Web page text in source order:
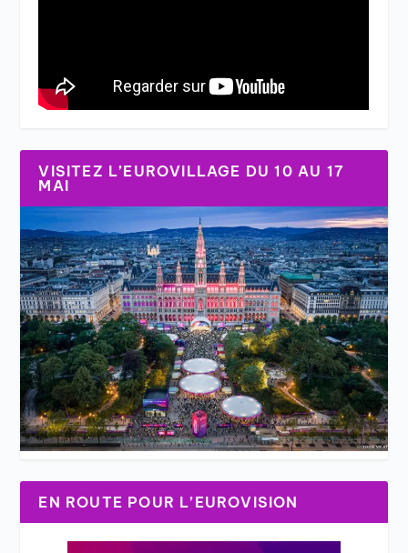
VISITEZ L’EUROVILLAGE DU 10 AU 17
MAI
EN ROUTE POUR L’EUROVISION